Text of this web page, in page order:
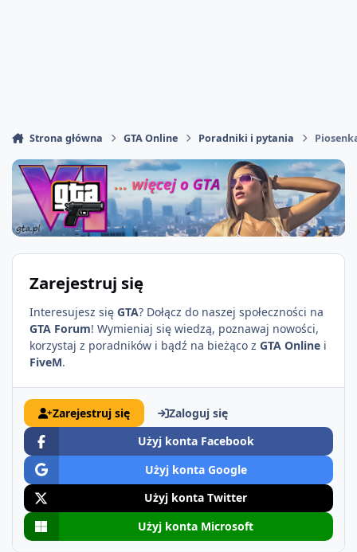
Strona główna GTA Online Poradniki i pytania
Zarejestruj się
Interesujesz się GTA? Dołącz do naszej społeczności na
GTA Forum! Wymieniaj się wiedzą, poznawaj nowości,
korzystaj z poradników i bądź na bieżąco z GTA Online i
FiveM.
Zarejestruj się
Zaloguj się
Użyj konta Facebook
Użyj konta Google
Użyj konta Twitter
Użyj konta Microsoft